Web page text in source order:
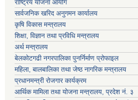
राष्ट्रिय योजना आयोग
सार्वजनिक खरिद अनुगमन कार्यालय
कृषि विकास मन्त्रालय
शिक्षा, विज्ञान तथा प्रविधि मन्त्रालय
अर्थ मन्त्रालय
बेलकोटगढी नगरपालिका पुनर्निर्माण प्रोफाइल
महिला, बालबालिका तथा जेष्ठ नागरिक मन्त्रालय
प्रधानमन्त्री रोजगार कार्यक्रम
आर्थिक मामिला तथा योजना मन्त्रालय, प्रदेश नं. ३